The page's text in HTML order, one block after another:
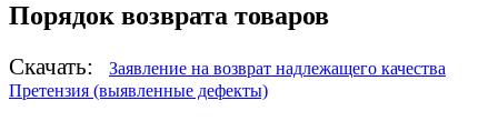
Порядок возврата товаров
Скачать:
Заявление на возврат надлежащего качества
Претензия (выявленные дефекты)